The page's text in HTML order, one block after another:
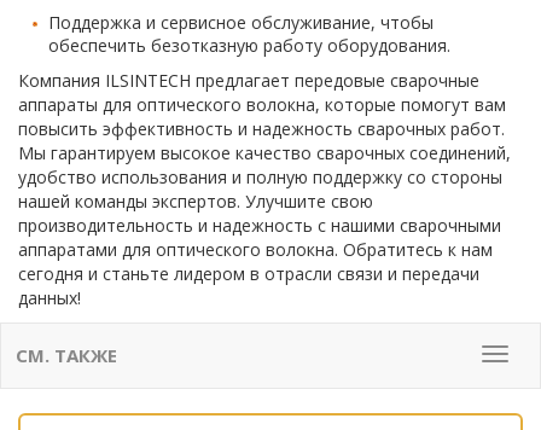
Поддержка и сервисное обслуживание, чтобы
обеспечить безотказную работу оборудования.
Компания ILSINTECH предлагает передовые сварочные
аппараты для оптического волокна, которые помогут вам
повысить эффективность и надежность сварочных работ.
Мы гарантируем высокое качество сварочных соединений,
удобство использования и полную поддержку со стороны
нашей команды экспертов. Улучшите свою
производительность и надежность с нашими сварочными
аппаратами для оптического волокна. Обратитесь к нам
сегодня и станьте лидером в отрасли связи и передачи
данных!
Меню
СМ. ТАКЖЕ